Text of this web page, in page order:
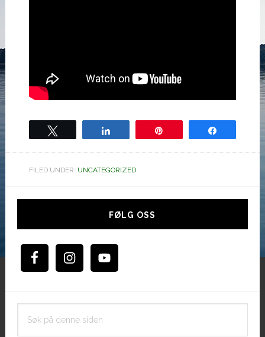
FILED UNDER: UNCATEGORIZED
Hoved
FØLG OSS